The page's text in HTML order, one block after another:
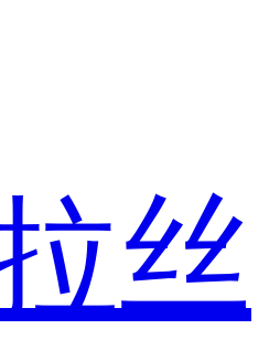
丝